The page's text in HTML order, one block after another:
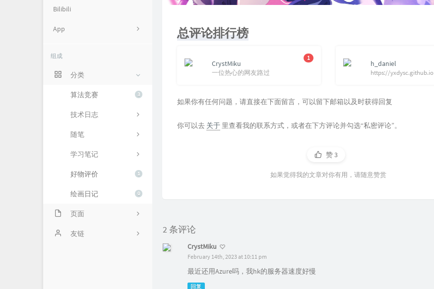
Bilibili
App
组成
分类
3
算法竞赛
技术日志
随笔
学习笔记
1
好物评价
0
绘画日记
页面
留言板
友链
总评论排行榜
1
CrystMiku
一位热心的网友路过
h_daniel
https://yxdysc.github.io
如果你有任何问题，请直接在下面留言，可以留下邮箱以及时获得回复
你可以去 关于 里查看我的联系方式，或者在下方评论并勾选“私密评论”。
赞3
如果觉得我的文章对你有用，请随意赞赏
2 条评论
CrystMiku
February 14th, 2023 at 10:11 pm
最近还用Azure吗，我hk的服务器速度好慢
回复